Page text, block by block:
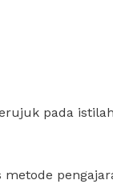
pada
metode